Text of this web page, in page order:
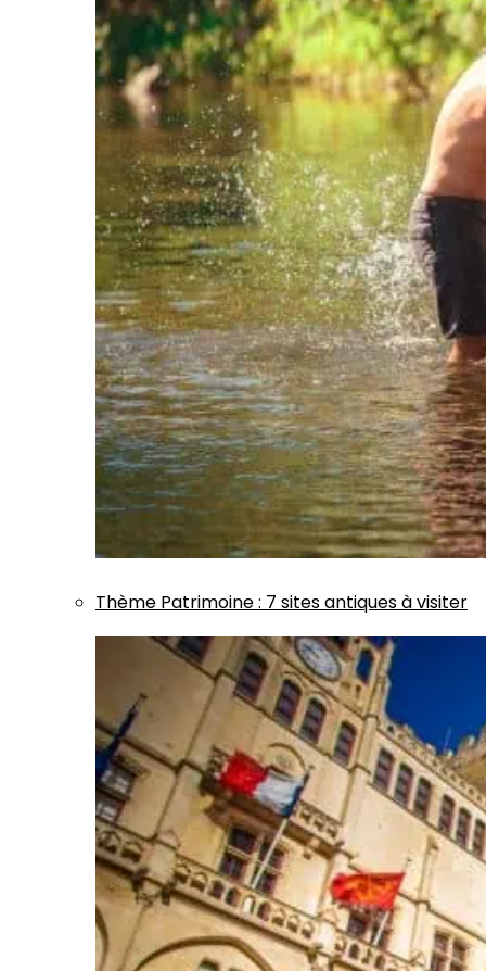
Thème Patrimoine: 7 sites antiques à visiter